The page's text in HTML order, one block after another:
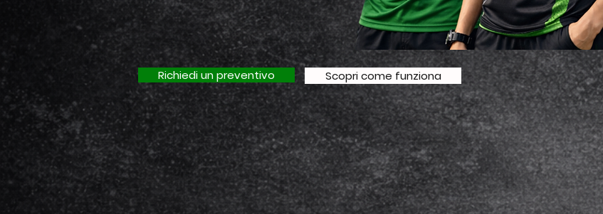
Richiedi un preventivo Scopri come funziona
Creiamo abbigliamento sportivo personalizzato, senza etichette di marca, per chi